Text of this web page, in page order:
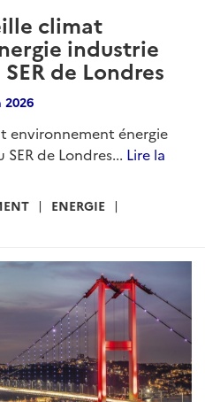
climat
industrie
de Londres
2026
environnement énergie
de Londres... Lire la
ENERGIE